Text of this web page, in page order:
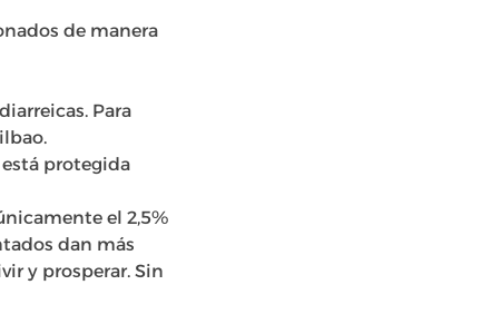
de manera
Para
protegida
el 2,5%
dan más
y prosperar. Sin